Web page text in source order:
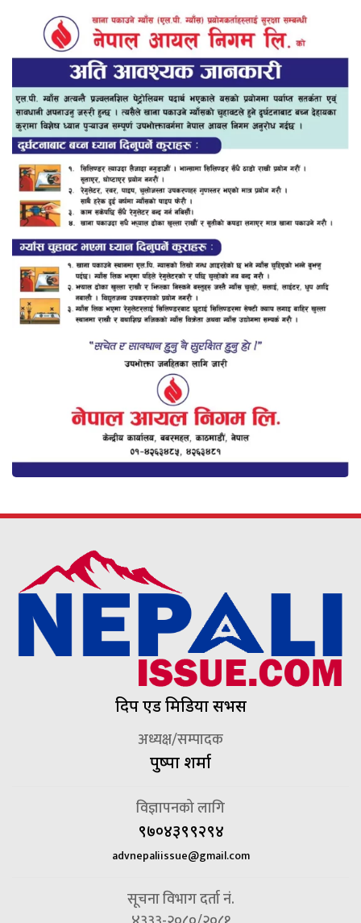
दिप एड मिडिया सर्भिस
अध्यक्ष/सम्पादक
पुष्पा शर्मा
विज्ञापनको लागि
९७०४३९९२९४
advnepaliissue@gmail.com
सूचना विभाग दर्ता नं.